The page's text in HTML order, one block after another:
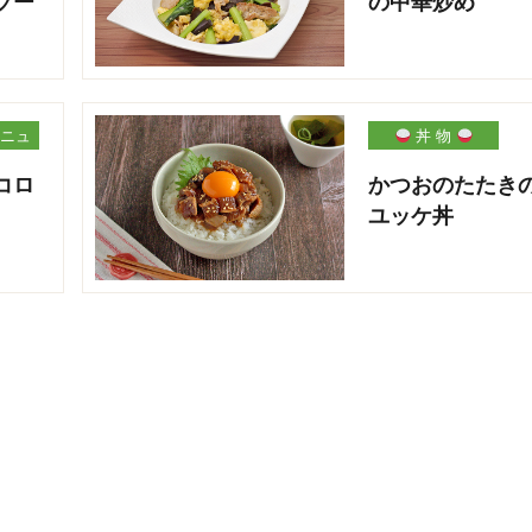
ュ
ロ
丼 物
かつおのたたき
ユッケ丼